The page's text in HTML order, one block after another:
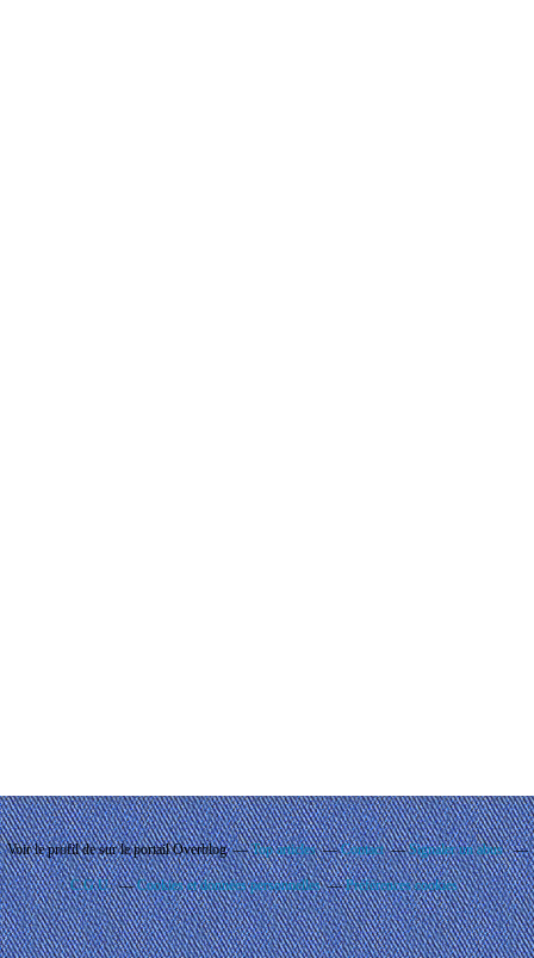
Voir le profil desur le portail Overblog Top articles Contact Signaler un abus
C.G.U. Cookies et données personnelles Préférences cookies